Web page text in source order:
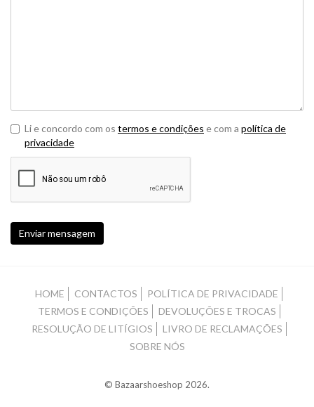
Li e concordo com os termos e condições e com a política de
privacidade
Enviar mensagem
HOME CONTACTOS
POLÍTICA DE PRIVACIDADE
TERMOS E CONDIÇÕES
DEVOLUÇÕES E TROCAS
RESOLUÇÃO DE LITÍGIOS
LIVRO DE RECLAMAÇÕES
SOBRE NÓS
© Bazaarshoeshop 2026.